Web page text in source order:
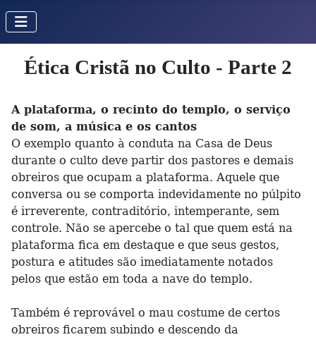
Ética Cristã no Culto - Parte 2
A plataforma, o recinto do templo, o serviço
de som, a música e os cantos
O exemplo quanto à conduta na Casa de Deus
durante o culto deve partir dos pastores e demais
obreiros que ocupam a plataforma. Aquele que
conversa ou se comporta indevidamente no púlpito
é irreverente, contraditório, intemperante, sem
controle. Não se apercebe o tal que quem está na
plataforma fica em destaque e que seus gestos,
postura e atitudes são imediatamente notados
pelos que estão em toda a nave do templo.
Também é reprovável o mau costume de certos
obreiros ficarem subindo e descendo da